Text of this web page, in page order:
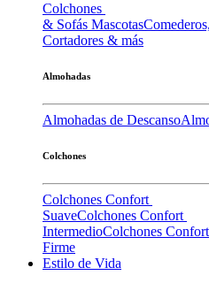
Colchones
& Sofás MascotasComederos,
Cortadores & más
Almohadas
Almohadas de Descanso
Colchones
Colchones Confort
SuaveColchones Confort
IntermedioColchones Confort
Firme
Estilo de Vida